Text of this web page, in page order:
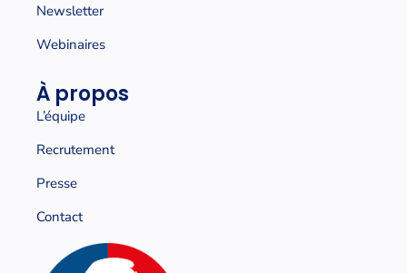
Newsletter
Webinaires
À propos
L’équipe
Recrutement
Presse
Contact